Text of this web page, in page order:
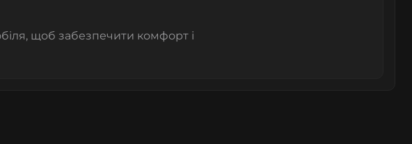
щоб забезпечити комфорт і